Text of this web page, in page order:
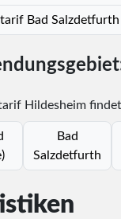
Bad
Hildesheim
Bad
Salzdetfurth